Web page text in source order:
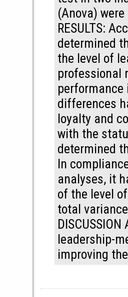
(Anova)
RESULTS:
determined
the level of
professional
differences
loyalty and
with the
determined
In
analyses, it
of the level
total
leadership-
improving